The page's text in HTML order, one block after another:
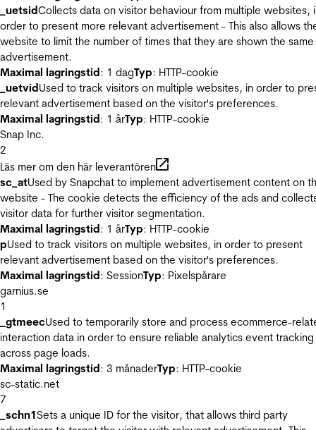
_uetsidCollects data on visitor behaviour from multiple websites,
order to present more relevant advertisement - This also allows
website to limit the number of times that they are shown the same
advertisement.
Maximal lagringstid: 1 dagTyp: HTTP-cookie
_uetvidUsed to track visitors on multiple websites, in order to
relevant advertisement based on the visitor's preferences.
Maximal lagringstid: 1 årTyp: HTTP-cookie
Snap Inc.
2
Läs mer om den här leverantören
sc_atUsed by Snapchat to implement advertisement content on
website - The cookie detects the efficiency of the ads and
visitor data for further visitor segmentation.
Maximal lagringstid: 1 årTyp: HTTP-cookie
pUsed to track visitors on multiple websites, in order to present
relevant advertisement based on the visitor's preferences.
Maximal lagringstid: SessionTyp: Pixelspårare
garnius.se
1
_gtmeecUsed to temporarily store and process ecommerce-
interaction data in order to ensure reliable analytics event tracking
across page loads.
Maximal lagringstid: 3 månaderTyp: HTTP-cookie
sc-static.net
7
_schn1Sets a unique ID for the visitor, that allows third party